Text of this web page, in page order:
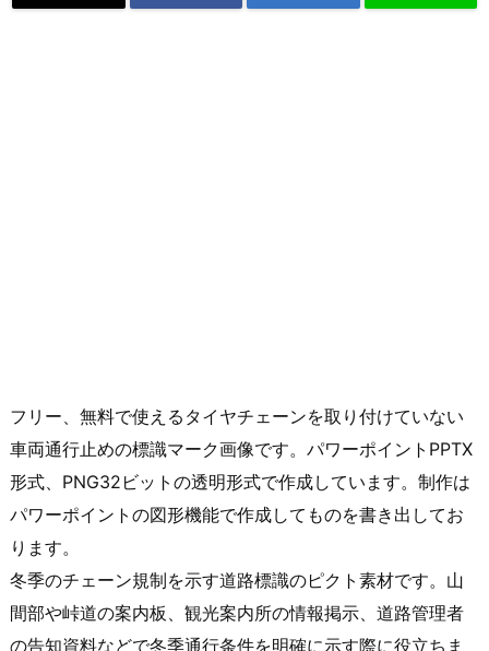
フリー、無料で使えるタイヤチェーンを取り付けていない
車両通行止めの標識マーク画像です。パワーポイントPPTX
形式、PNG32ビットの透明形式で作成しています。制作は
パワーポイントの図形機能で作成してものを書き出してお
ります。
冬季のチェーン規制を示す道路標識のピクト素材です。山
間部や峠道の案内板、観光案内所の情報掲示、道路管理者
の告知資料などで冬季通行条件を明確に示す際に役立ちま